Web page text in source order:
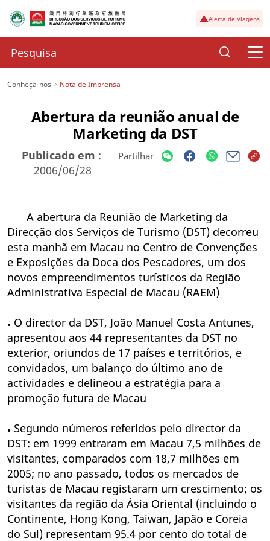
Alerta de Viagens
Conheça-nos Nota de Imprensa
Abertura da reunião anual de
Marketing da DST
Publicado em :
2006/06/28
Partilhar
A abertura da Reunião de Marketing da
Direcção dos Serviços de Turismo (DST) decorreu
esta manhã em Macau no Centro de Convenções
e Exposições da Doca dos Pescadores, um dos
novos empreendimentos turísticos da Região
Administrativa Especial de Macau (RAEM)
● O director da DST, João Manuel Costa Antunes,
apresentou aos 44 representantes da DST no
exterior, oriundos de 17 países e territórios, e
convidados, um balanço do último ano de
actividades e delineou a estratégia para a
promoção futura de Macau
● Segundo números referidos pelo director da
DST: em 1999 entraram em Macau 7,5 milhões de
visitantes, comparados com 18,7 milhões em
2005; no ano passado, todos os mercados de
turistas de Macau registaram um crescimento; os
visitantes da região da Ásia Oriental (incluindo o
Continente, Hong Kong, Taiwan, Japão e Coreia
do Sul) representam 95.4 por cento do total de